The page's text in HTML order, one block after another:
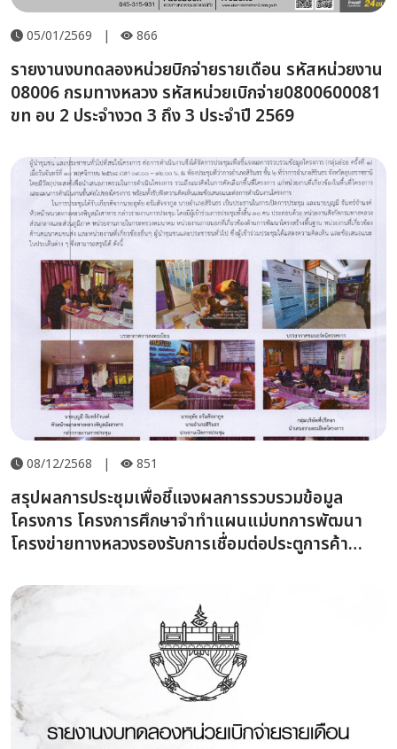
05/01/2569 | 866
รายงานงบทดลองหน่วยบิกจ่ายรายเดือน รหัสหน่วยงาน
08006 กรมทางหลวง รหัสหน่วยเบิกจ่าย0800600081
ขท อบ 2 ประจำงวด 3 ถึง 3 ประจำปี 2569
08/12/2568 | 851
สรุปผลการประชุมเพื่อชี้แจงผลการรวบรวมข้อมูล
โครงการ โครงการศึกษาจำทำแผนแม่บทการพัฒนา
โครงข่ายทางหลวงรองรับการเชื่อมต่อประตูการค้า